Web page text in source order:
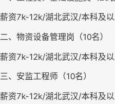
薪资7k-12k/湖北武汉/本科及
二、物资设备管理岗（10名）
薪资7k-12k/湖北武汉/本科及
三、安监工程师（10名）
薪资7k-12k/湖北武汉/本科及